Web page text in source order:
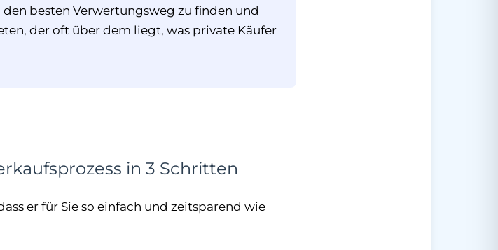
besten Verwertungsweg zu finden und
der oft über dem liegt, was private Käufer
in 3 Schritten
er für Sie so einfach und zeitsparend wie